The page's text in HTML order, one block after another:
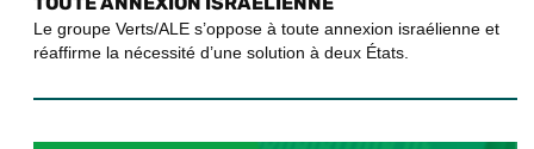
Le groupe Verts/ALE s’oppose à toute annexion israélienne et
réaffirme la nécessité d’une solution à deux États.